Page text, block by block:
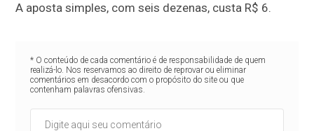
A aposta simples, com seis dezenas, custa R$ 6.
* O conteúdo de cada comentário é de responsabilidade de quem
realizá-lo. Nos reservamos ao direito de reprovar ou eliminar
comentários em desacordo com o propósito do site ou que
contenham palavras ofensivas.